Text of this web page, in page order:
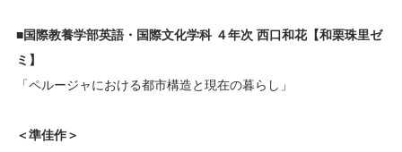
■国際教養学部英語・国際文化学科 ４年次 西口和花【和栗珠里ゼ
ミ】
「ペルージャにおける都市構造と現在の暮らし」
＜準佳作＞